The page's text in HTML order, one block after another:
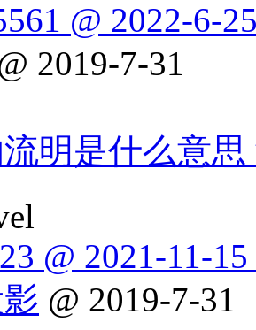
@ 2022-6-
2019-7-31
明是什么意
@ 2021-11-
@ 2019-7-31